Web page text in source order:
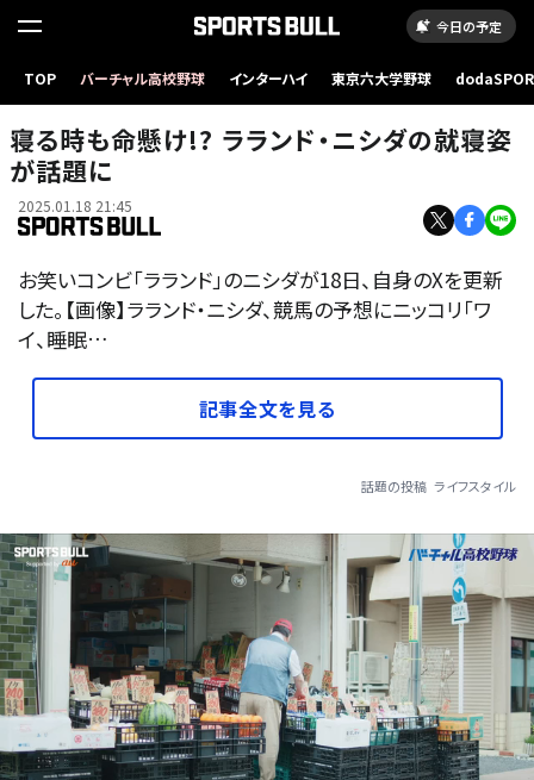
今日の予定
TOP バーチャル高校野球 インターハイ 東京六大学野球
寝る時も命懸け!? ラランド・ニシダの就寝姿
が話題に
2025.01.18 21:45
お笑いコンビ「ラランド」のニシダが18日、自身のXを更新
した。【画像】ラランド・ニシダ、競馬の予想にニッコリ「ワ
イ、睡眠…
記事全文を見る
話題の投稿 ライフスタイル